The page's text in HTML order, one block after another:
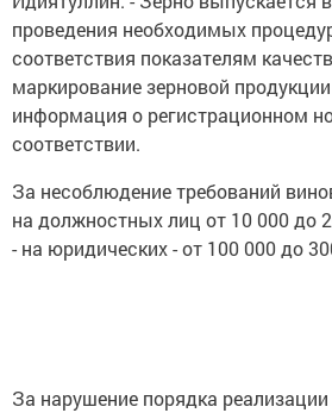
проведения необходимых
соответствия показателям
маркирование зерновой
информация о регистрационном
соответствии.
За несоблюдение требований
на должностных лиц от 10 000 до
- на юридических - от 100 000 до
За нарушение порядка